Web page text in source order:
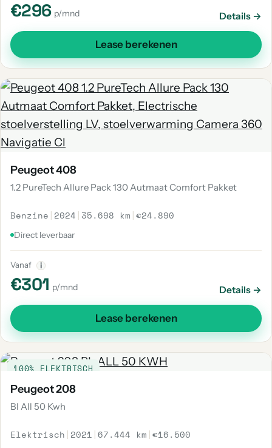
€296 p/mnd Details →
Lease berekenen
Peugeot 408
1.2 PureTech Allure Pack 130 Autmaat Comfort Pakket
Benzine | 2024 | 35.698 km |€24.890
Direct leverbaar
Vanaf i
€301 p/mnd Details →
Lease berekenen
100% ELEKTRISCH
Peugeot 208
Bl All 50 Kwh
Elektrisch | 2021 | 67.444 km |€16.500